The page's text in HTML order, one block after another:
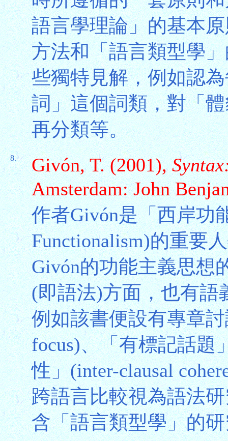
語言學理論」的基本
方法和「語言類型學
些獨特見解，例如認
詞」這個詞類，對「
再分類等。
8. Givón, T. (2001),
Amsterdam: John
作者Givón是「西岸功
Functionalism)的重要
Givón的功能主義思想
(即語法)方面，也有語
例如該書便設有專章
focus)、「有標記話題
性」(inter-clausal
跨語言比較視為語法
含「語言類型學」的